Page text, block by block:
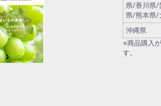
県/香川県/
県/熊本県/
沖縄県
※商品購入
す。